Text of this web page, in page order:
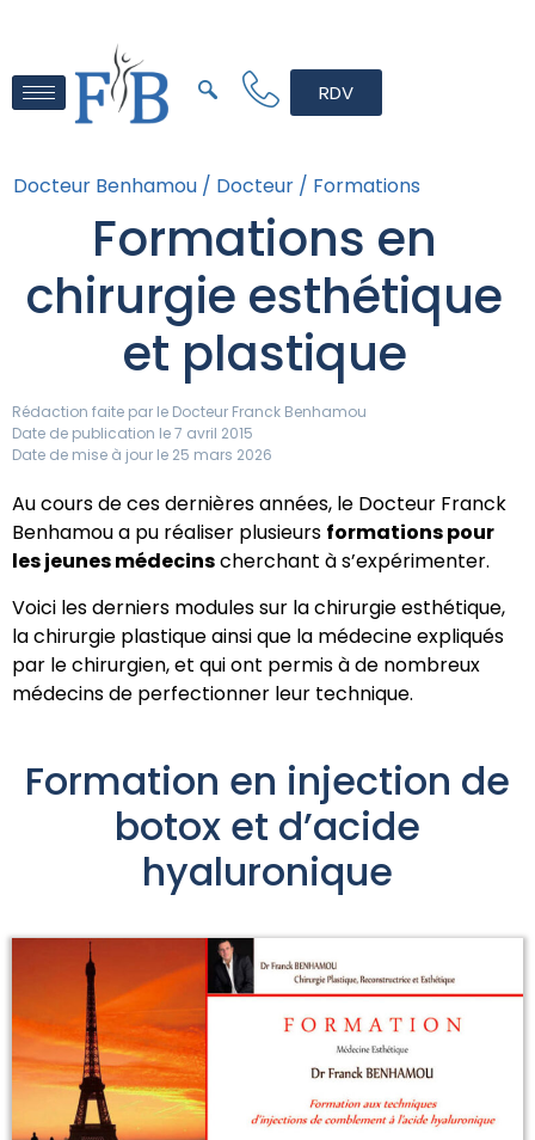
RDV
Docteur Benhamou / Docteur / Formations
Formations en
chirurgie esthétique
et plastique
Rédaction faite par le Docteur Franck Benhamou
Date de publication le 7 avril 2015
Date de mise à jour le 25 mars 2026
Au cours de ces dernières années, le Docteur Franck
Benhamou a pu réaliser plusieurs formations pour
les jeunes médecinscherchant à s’expérimenter.
Voici les derniers modules sur la chirurgie esthétique,
la chirurgie plastique ainsi que la médecine expliqués
par le chirurgien, et qui ont permis à de nombreux
médecins de perfectionner leur technique.
Formation en injection de
botox et d’acide
hyaluronique